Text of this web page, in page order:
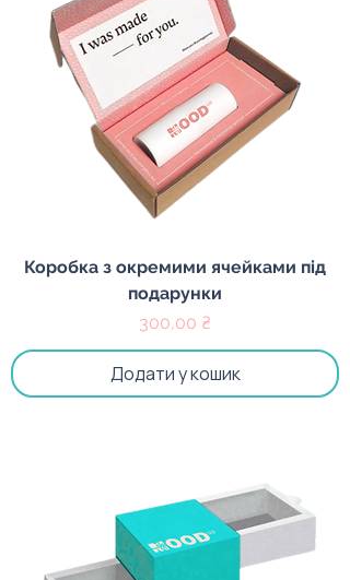
Коробка з окремими ячейками під
подарунки
Ціна
300,00 ₴
Додати у кошик